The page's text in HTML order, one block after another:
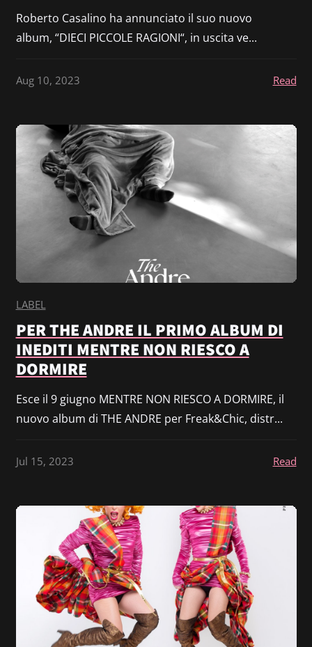
Roberto Casalino ha annunciato il suo nuovo
album, “DIECI PICCOLE RAGIONI“, in uscita ve...
Aug 10, 2023 Read
LABEL
PER THE ANDRE IL PRIMO ALBUM DI
INEDITI MENTRE NON RIESCO A
DORMIRE
Esce il 9 giugno MENTRE NON RIESCO A DORMIRE, il
nuovo album di THE ANDRE per Freak&Chic, distr...
Jul 15, 2023 Read